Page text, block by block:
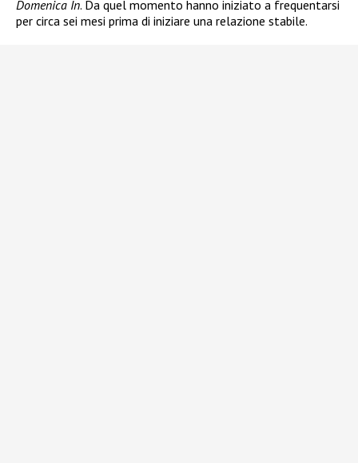
Domenica In. Da quel momento hanno iniziato a frequentarsi
per circa sei mesi prima di iniziare una relazione stabile.